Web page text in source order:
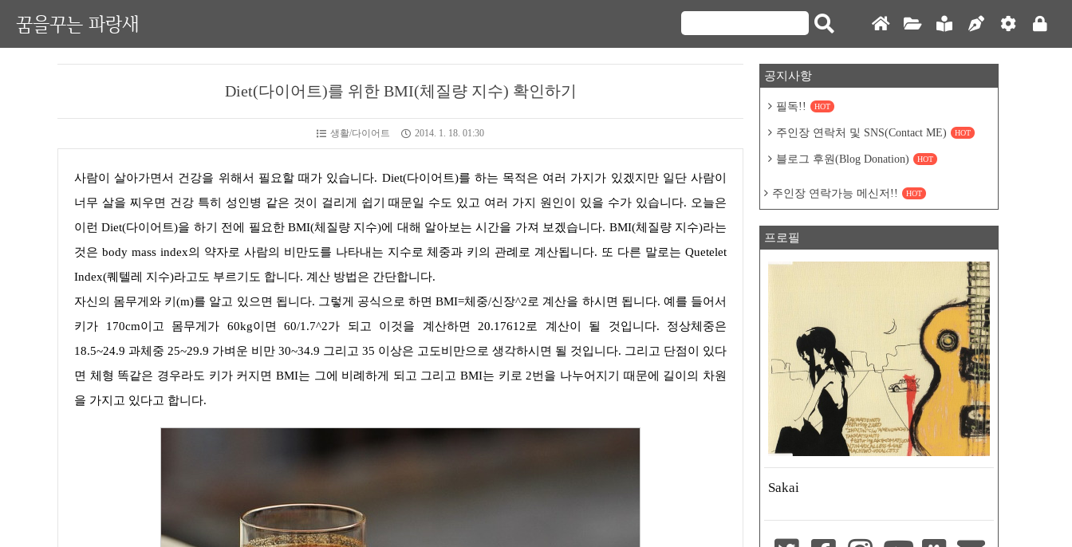
꿈을꾸는 파랑새
Diet(다이어트)를 위한 BMI(체질량 지수) 확인하기
생활/다이어트 2014. 1. 18. 01:30
사람이 살아가면서 건강을 위해서 필요할 때가 있습니다. Diet(다이어트)를 하는 목적은 여러 가지가 있겠지만 일단 사람이
너무 살을 찌우면 건강 특히 성인병 같은 것이 걸리게 쉽기 때문일 수도 있고 여러 가지 원인이 있을 수가 있습니다. 오늘은
이런 Diet(다이어트)을 하기 전에 필요한 BMI(체질량 지수)에 대해 알아보는 시간을 가져 보겠습니다. BMI(체질량 지수)라는
것은 body mass index의 약자로 사람의 비만도를 나타내는 지수로 체중과 키의 관례로 계산됩니다. 또 다른 말로는 Quetelet
Index(퀘텔레 지수)라고도 부르기도 합니다. 계산 방법은 간단합니다.
자신의 몸무게와 키(m)를 알고 있으면 됩니다. 그렇게 공식으로 하면 BMI=체중/신장^2로 계산을 하시면 됩니다. 예를 들어서
키가 170cm이고 몸무게가 60kg이면 60/1.7^2가 되고 이것을 계산하면 20.17612로 계산이 될 것입니다. 정상체중은
18.5~24.9 과체중 25~29.9 가벼운 비만 30~34.9 그리고 35 이상은 고도비만으로 생각하시면 될 것입니다. 그리고 단점이 있다
면 체형 똑같은 경우라도 키가 커지면 BMI는 그에 비례하게 되고 그리고 BMI는 키로 2번을 나누어지기 때문에 길이의 차원
을 가지고 있다고 합니다.
공지사항
필독!! HOT
주인장 연락처 및 SNS(Contact ME) HOT
블로그 후원(Blog Donation) HOT
주인장 연락가능 메신저!! HOT
프로필
Sakai